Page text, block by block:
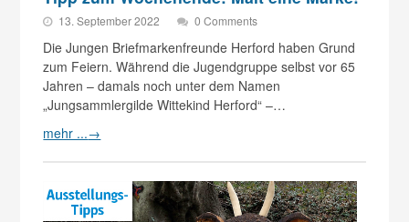
13. September 2022 0 Comments
Die Jungen Briefmarkenfreunde Herford haben Grund
zum Feiern. Während die Jugendgruppe selbst vor 65
Jahren – damals noch unter dem Namen
„Jungsammlergilde Wittekind Herford“ –…
mehr ...→